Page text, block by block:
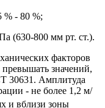
% - 80 %;
(630-800 мм рт. ст.).
факторов
значений,
30631. Амплитуда
- не более 1,2 м/
и вблизи зоны